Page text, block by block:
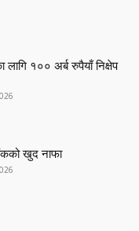
१०० अर्ब रुपैयाँ निक्षेप
खुद नाफा